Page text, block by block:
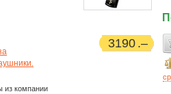
3190
из компании